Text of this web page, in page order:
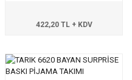
422,20 TL + KDV